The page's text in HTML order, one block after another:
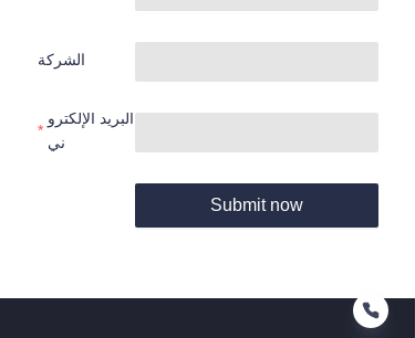
الشركة
البريد الإلكترو
ني
Submit now